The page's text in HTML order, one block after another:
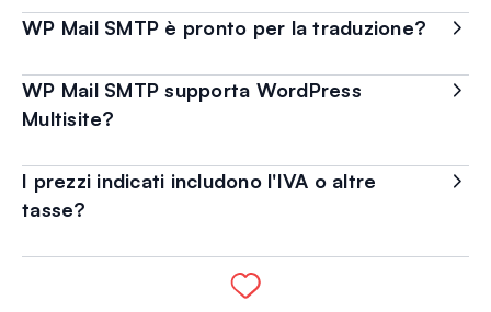
WP Mail SMTP è pronto per la traduzione?
WP Mail SMTP supporta WordPress
Multisite?
I prezzi indicati includono l'IVA o altre
tasse?